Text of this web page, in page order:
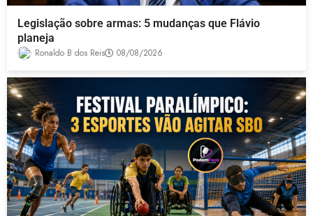
Legislação sobre armas: 5 mudanças que Flávio
planeja
Ronaldo B dos Reis 08/08/2026